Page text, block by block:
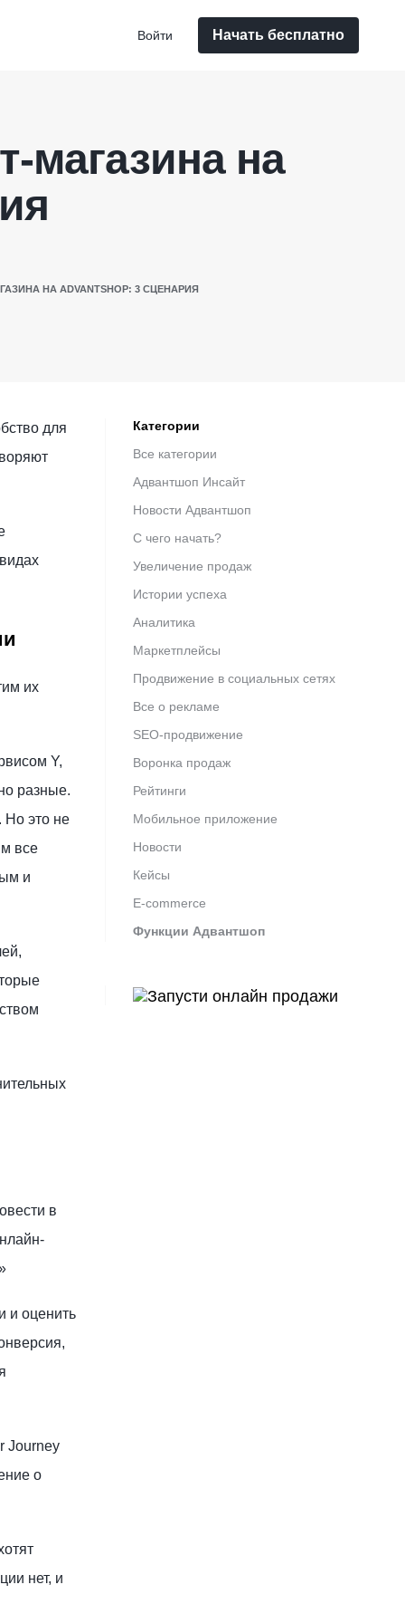
Начать бесплатно
Войти
магазина на
НА ADVANTSHOP: 3 СЦЕНАРИЯ
Категории
Все категории
Адвантшоп Инсайт
Новости Адвантшоп
С чего начать?
Увеличение продаж
Истории успеха
Аналитика
Маркетплейсы
Продвижение в социальных сетях
Все о рекламе
SEO-продвижение
Воронка продаж
Рейтинги
Мобильное приложение
Новости
Кейсы
E-commerce
Функции Адвантшоп
для
их
Y,
разные.
Но это не
все
и
в
и оценить
Journey
о
нет, и